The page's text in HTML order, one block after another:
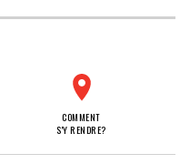
COMMENT
S'Y RENDRE?